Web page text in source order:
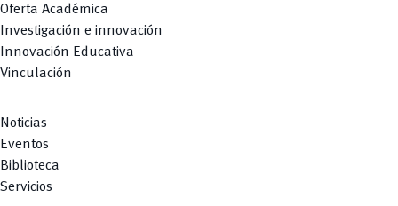
Oferta Académica
Investigación e innovación
Innovación Educativa
Vinculación
Noticias
Eventos
Biblioteca
Servicios